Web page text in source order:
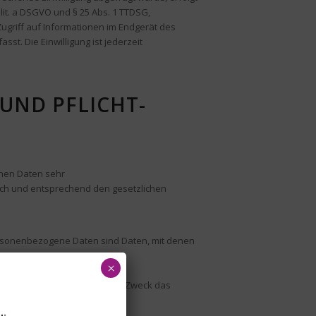
DSGVO und § 25 Abs. 1 TTDSG,
auf Informationen im Endgerät des
Die Einwilligung ist jederzeit
PFLICHT­
Daten sehr
und entsprechend den gesetzlichen
Daten sind Daten, mit denen
erläutert,
auch, wie und zu welchem Zweck das
×